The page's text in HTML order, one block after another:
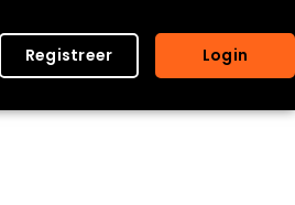
Registreer Login